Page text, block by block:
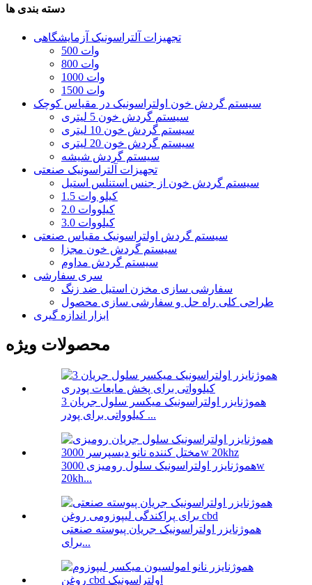
دسته بندی ها
تجهیزات آلتراسونیک آزمایشگاهی
500 وات
800 وات
1000 وات
1500 وات
سیستم گردش خون اولتراسونیک در مقیاس کوچک
سیستم گردش خون 5 لیتری
سیستم گردش خون 10 لیتری
سیستم گردش خون 20 لیتری
سیستم گردش شیشه
تجهیزات آلتراسونیک صنعتی
سیستم گردش خون از جنس استنلس استیل
1.5 کیلو وات
2.0 کیلووات
3.0 کیلووات
سیستم گردش اولتراسونیک مقیاس صنعتی
سیستم گردش خون مجزا
سیستم گردش مداوم
سری سفارشی
سفارشی سازی مخزن استیل ضد زنگ
طراحی کلی راه حل و سفارشی سازی محصول
ابزار اندازه گیری
محصولات ویژه
هموژنایزر اولتراسونیک میکسر سلول جریان 3
کیلوواتی برای پودر ...
هموژنایزر اولتراسونیک سلول رومیزی 3000w
20kh...
هموژنایزر اولتراسونیک جریان پیوسته صنعتی
برای...